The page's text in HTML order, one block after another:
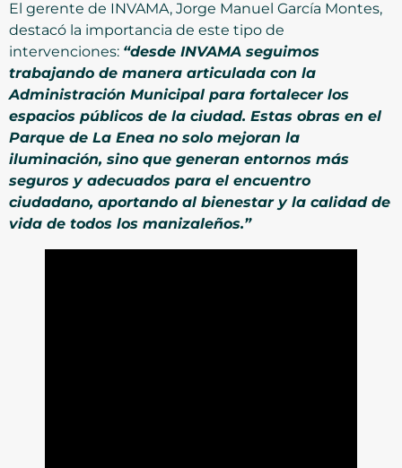
El gerente de INVAMA, Jorge Manuel García Montes,
destacó la importancia de este tipo de
intervenciones: “desde INVAMA seguimos
trabajando de manera articulada con la
Administración Municipal para fortalecer los
espacios públicos de la ciudad. Estas obras en el
Parque de La Enea no solo mejoran la
iluminación, sino que generan entornos más
seguros y adecuados para el encuentro
ciudadano, aportando al bienestar y la calidad de
vida de todos los manizaleños.”